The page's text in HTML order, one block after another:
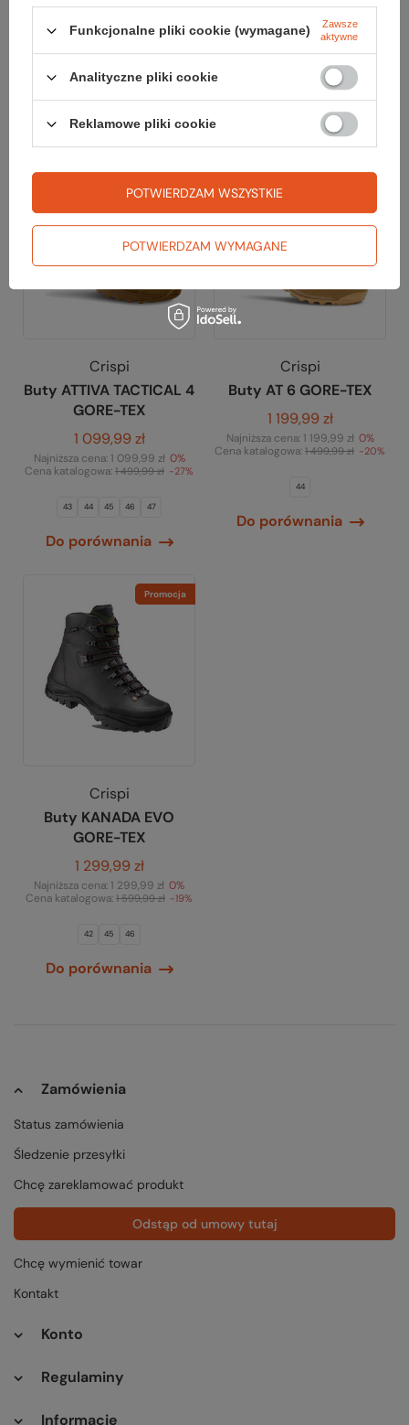
1 049,99 zł
Najniższa cena:949,99 zł +10%
43 45 46
Do porównania
Najniższa cena:999,99 zł 0%
Cena katalogowa: 1 499,99 zł
Do porównania
Crispi
Buty ATTIVA TACTICAL 4
GORE-TEX
1 099,99 zł
Najniższa cena:1 099,99 zł 0%
Cena katalogowa: 1 499,99 zł -27%
43 44 45 46 47
Do porównania
Crispi
Buty AT 6 GORE-TEX
1 199,99 zł
Najniższa cena:1 199,99 zł 0%
Cena katalogowa: 1 499,99 zł -20%
44
Do porównania
Promocja
Crispi
Buty KANADA EVO
GORE-TEX
1 299,99 zł
Najniższa cena:1 299,99 zł 0%
Cena katalogowa: 1 599,99 zł -19%
42 45 46
Do porównania
Zamówienia
Status zamówienia
Śledzenie przesyłki
Chcę zareklamować produkt
Odstąp od umowy tutaj
Chcę wymienić towar
Kontakt
Konto
Regulaminy
Informacje
Funkcjonalne pliki cookie (wymagane)
Zawsze
aktywne
Analityczne pliki cookie
Reklamowe pliki cookie
POTWIERDZAM WYMAGANE
POTWIERDZAM WSZYSTKIE